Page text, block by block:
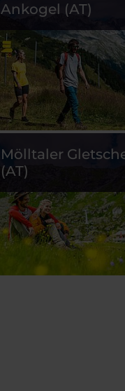
Ankogel (AT)
Mölltaler
(AT)